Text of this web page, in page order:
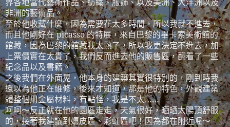
非洲的藝術品。
至於他收藏什麼，因為需要花太多時間，所以我就不進去，
而且他剛好在picasso的特展，來自巴黎的畢卡索美術館的
館藏，因為巴黎的館藏我太熟了，所以我更決定不進去，加
上票價實在太貴了，我們反而進去他的販售區，翻看了一些
紀念品以及書籍。
之後我們在外面晃，他本身的建築其實很特別的，剛到時我
還以為他正在維修，後來才知道，那是他的特色，外觀建築
體整個用金屬材料，有點怪，我是不太……
呵呵～反正就在他的園區走走，天氣很好，晒晒太陽頂舒服
的，接著我建議到嬉皮區、彩虹區吧！因為都在附近喔～